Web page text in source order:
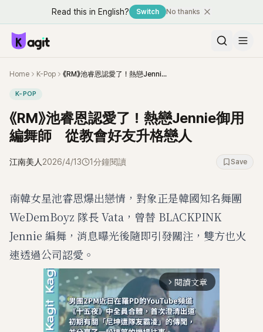
Read this in English? Switch No thanks
Home K-Pop 《RM》池睿恩認愛了！熱戀Jennie御用編舞師 從教會好友升格戀人
K-POP
《RM》池睿恩認愛了！熱戀Jennie御用
編舞師 從教會好友升格戀人
江南美人 2026/4/13 1分鐘閱讀 Save
南韓女星池睿恩爆出戀情，對象正是韓國知名舞團
WeDemBoyz 隊長 Vata，曾替 BLACKPINK
Jennie 編舞，消息曝光後隨即引發關注，雙方也火
速透過公司認愛。
arrow_forward_ios 閱讀文章